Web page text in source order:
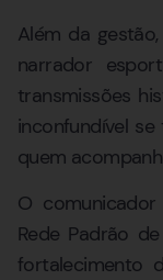
Além da
narrador
transmissões
inconfundível
quem
O
Rede Padrão
fortalecimento